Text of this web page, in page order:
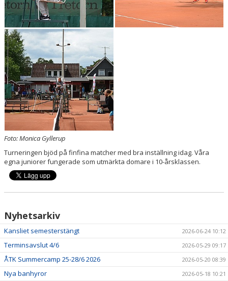
Foto: Monica Gyllerup
Turneringen bjöd på finfina matcher med bra inställning idag. Våra
egna juniorer fungerade som utmärkta domare i 10-årsklassen.
Nyhetsarkiv
Kansliet semesterstängt 2026-06-24 10:12
Terminsavslut 4/6 2026-05-29 09:17
ÅTK Summercamp 25-28/6 2026 2026-05-20 08:39
Nya banhyror 2026-05-18 10:21